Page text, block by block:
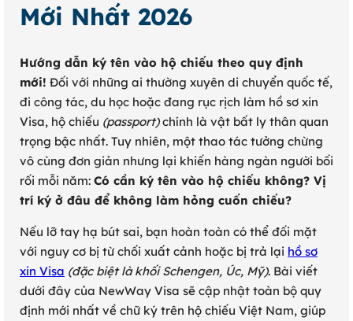
Mới Nhất 2026
Hướng dẫn ký tên vào hộ chiếu theo quy định
mới! Đối với những ai thường xuyên di chuyển quốc tế,
đi công tác, du học hoặc đang rục rịch làm hồ sơ xin
Visa, hộ chiếu (passport)chính là vật bất ly thân quan
trọng bậc nhất. Tuy nhiên, một thao tác tưởng chừng
vô cùng đơn giản nhưng lại khiến hàng ngàn người bối
rối mỗi năm: Có cần ký tên vào hộ chiếu không? Vị
trí ký ở đâu để không làm hỏng cuốn chiếu?
Nếu lỡ tay hạ bút sai, bạn hoàn toàn có thể đối mặt
với nguy cơ bị từ chối xuất cảnh hoặc bị trả lại hồ sơ
xin Visa (đặc biệt là khối Schengen, Úc, Mỹ). Bài viết
dưới đây của NewWay Visa sẽ cập nhật toàn bộ quy
định mới nhất về chữ ký trên hộ chiếu Việt Nam, giúp